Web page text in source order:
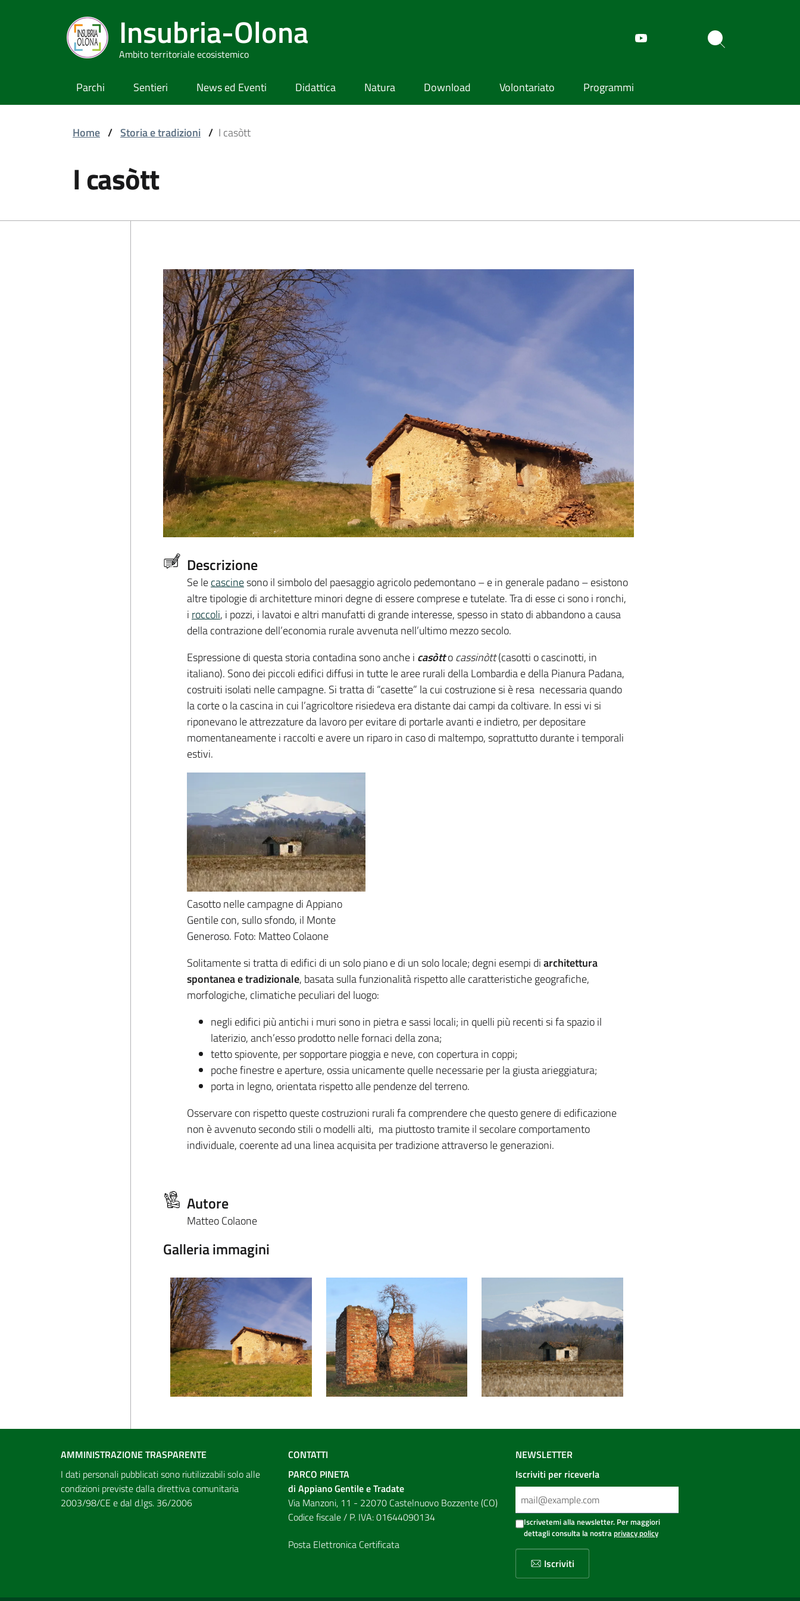
Insubria-Olona
Ambito territoriale ecosistemico
Parchi Sentieri News ed Eventi Didattica Natura Download Volontariato Programmi
Home / Storia e tradizioni / I casòtt
I casòtt
Descrizione
Se lecascinesono il simbolo del paesaggio agricolo pedemontano – e in generale padano – esistono
altre tipologie di architetture minori degne di essere comprese e tutelate. Tra di esse ci sono i ronchi,
i roccoli, i pozzi, i lavatoi e altri manufatti di grande interesse, spesso in stato di abbandono a causa
della contrazione dell’economia rurale avvenuta nell’ultimo mezzo secolo.
Espressione di questa storia contadina sono anche i casòttocassinòtt(casotti o cascinotti, in
italiano). Sono dei piccoli edifici diffusi in tutte le aree rurali della Lombardia e della Pianura Padana,
costruiti isolati nelle campagne. Si tratta di “casette” la cui costruzione si è resa necessaria quando
la corte o la cascina in cui l’agricoltore risiedeva era distante dai campi da coltivare. In essi vi si
riponevano le attrezzature da lavoro per evitare di portarle avanti e indietro, per depositare
momentaneamente i raccolti e avere un riparo in caso di maltempo, soprattutto durante i temporali
estivi.
Casotto nelle campagne di Appiano
Gentile con, sullo sfondo, il Monte
Generoso. Foto: Matteo Colaone
Solitamente si tratta di edifici di un solo piano e di un solo locale; degni esempi diarchitettura
spontanea e tradizionale, basata sulla funzionalità rispetto alle caratteristiche geografiche,
morfologiche, climatiche peculiari del luogo:
negli edifici più antichi i muri sono in pietra e sassi locali; in quelli più recenti si fa spazio il
laterizio, anch’esso prodotto nelle fornaci della zona;
tetto spiovente, per sopportare pioggia e neve, con copertura in coppi;
poche finestre e aperture, ossia unicamente quelle necessarie per la giusta arieggiatura;
porta in legno, orientata rispetto alle pendenze del terreno.
Osservare con rispetto queste costruzioni rurali fa comprendere che questo genere di edificazione
non è avvenuto secondo stili o modelli alti, ma piuttosto tramite il secolare comportamento
individuale, coerente ad una linea acquisita per tradizione attraverso le generazioni.
Autore
Matteo Colaone
Galleria immagini
AMMINISTRAZIONE TRASPARENTE
I dati personali pubblicati sono riutilizzabili solo alle
condizioni previste dalla direttiva comunitaria
2003/98/CE e dal d.lgs. 36/2006
CONTATTI
PARCO PINETA
di Appiano Gentile e Tradate
Via Manzoni, 11 - 22070 Castelnuovo Bozzente (CO)
Codice fiscale / P. IVA: 01644090134
Posta Elettronica Certificata
NEWSLETTER
Iscriviti per riceverla
Iscrivetemi alla newsletter. Per maggiori
dettagli consulta la nostraprivacy policy
Iscriviti